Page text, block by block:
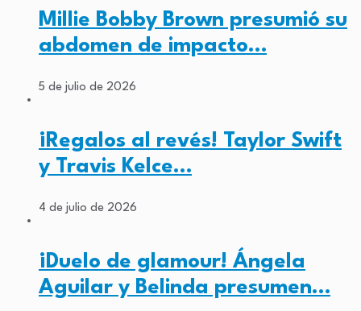
Millie Bobby Brown presumió su
abdomen de impacto…
5 de julio de 2026
¡Regalos al revés! Taylor Swift
y Travis Kelce…
4 de julio de 2026
¡Duelo de glamour! Ángela
Aguilar y Belinda presumen…